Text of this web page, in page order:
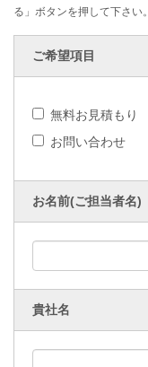
る」ボタンを押して下さい。
ご希望項目
無料お見積もり
お問い合わせ
お名前(ご担当者名)
貴社名